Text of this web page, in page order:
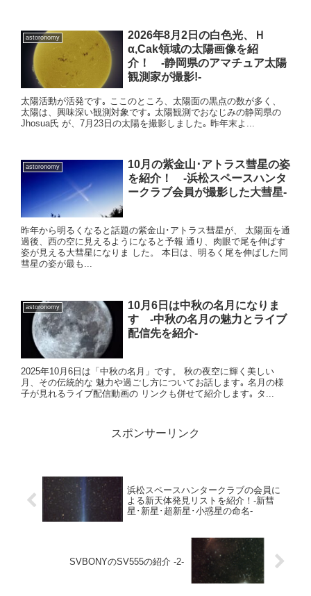
astoronomy
2026年8月2日の白色光、Ｈ
α,Cak領域の太陽画像を紹
介！ -静岡県のアマチュア太陽
観測家が撮影!-
太陽活動が活発です｡ ここのところ、太陽面の黒点の数が多く、
太陽は、興味深い観測対象です｡ 太陽観測でおなじみの静岡県の
Jhosua氏 が、7月23日の太陽を撮影しました｡ 昨年末よ...
astoronomy
10月の紫金山･アトラス彗星の姿
を紹介！ -浜松スペースハンタ
ークラブ会員が撮影した大彗星-
昨年から明るくなると話題の紫金山･アトラス彗星が、 太陽面を通
過後、西の空に見えるようになると予報 通り、肉眼で尾を伸ばす
姿が見える大彗星になりま した。 本日は、明るく尾を伸ばした同
彗星の姿が最も...
astoronomy
10月6日は中秋の名月になりま
す -中秋の名月の魅力とライブ
配信先を紹介-
2025年10月6日は「中秋の名月」です。 秋の夜空に輝く美しい
月、その伝統的な 魅力や過ごし方についてお話します｡ 名月の様
子が見れるライブ配信動画の リンクも併せて紹介します｡ タ...
スポンサーリンク
浜松スペースハンタークラブの会員に
よる新天体発見リストを紹介！-新彗
星･新星･超新星･小惑星の命名-
SVBONYのSV555の紹介 -2-